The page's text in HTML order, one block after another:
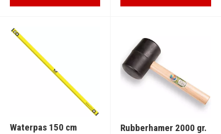
Waterpas 150 cm Rubberhamer 2000 gr.